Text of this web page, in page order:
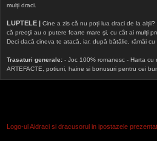
mulţi draci.
LUPTELE | Cine a zis că nu poţi lua draci de la
că preoţii au o putere foarte mare şi, cu cât ai mulţi
Deci dacă cineva te atacă, iar, după bătălie, rămâi
Trasaturi generale: - Joc 100% romanesc - Harta
ARTEFACTE, potiuni, haine si bonusuri pentru cei
Logo-ul Aidraci si dracusorul in ipostazele